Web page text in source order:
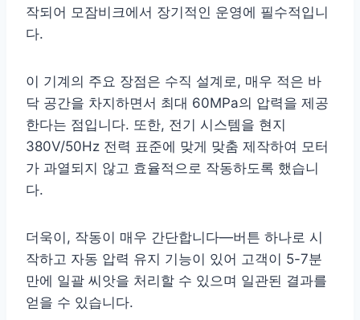
작되어 모잠비크에서 장기적인 운영에 필수적입니
다.
이 기계의 주요 장점은 수직 설계로, 매우 적은 바
닥 공간을 차지하면서 최대 60MPa의 압력을 제공
한다는 점입니다. 또한, 전기 시스템을 현지
380V/50Hz 전력 표준에 맞게 맞춤 제작하여 모터
가 과열되지 않고 효율적으로 작동하도록 했습니
다.
더욱이, 작동이 매우 간단합니다—버튼 하나로 시
작하고 자동 압력 유지 기능이 있어 고객이 5-7분
만에 일괄 씨앗을 처리할 수 있으며 일관된 결과를
얻을 수 있습니다.